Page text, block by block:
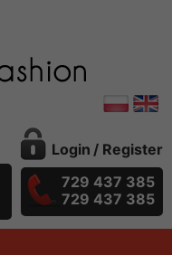
Login / Register
729 437 385
729 437 385